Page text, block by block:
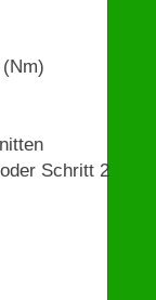
Schritt 2